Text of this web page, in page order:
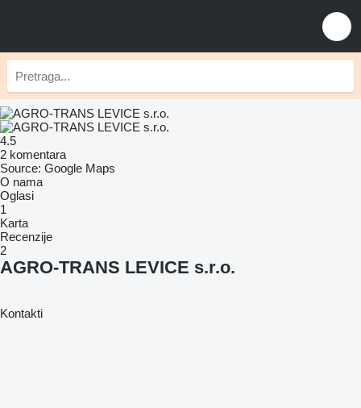
4.5
2 komentara
Source: Google Maps
O nama
Oglasi
1
Karta
Recenzije
2
AGRO-TRANS LEVICE s.r.o.
Kontakti